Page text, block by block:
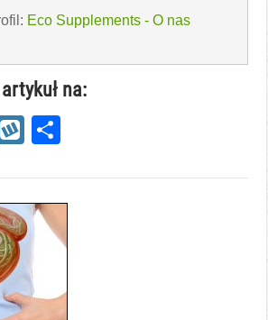
Eco Supplements - O nas
na:
EmailWykop